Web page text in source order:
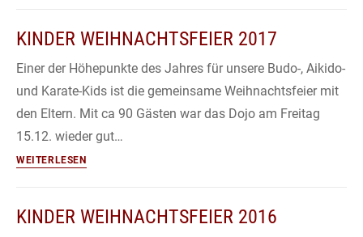
KINDER WEIHNACHTSFEIER 2017
Einer der Höhepunkte des Jahres für unsere Budo-, Aikido-
und Karate-Kids ist die gemeinsame Weihnachtsfeier mit
den Eltern. Mit ca 90 Gästen war das Dojo am Freitag
15.12. wieder gut…
WEITERLESENKinder
KINDER WEIHNACHTSFEIER 2016